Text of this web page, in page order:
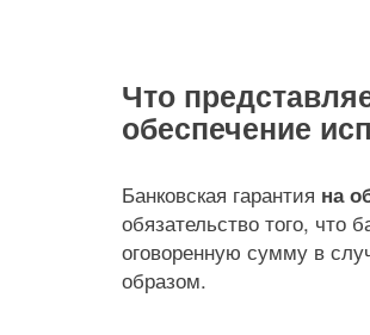
Что
обеспечение
Банковская гарантия на
обязательство того, что
оговоренную сумму в
образом.